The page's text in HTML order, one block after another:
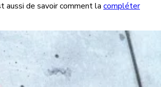
aussi de savoir comment la compléter